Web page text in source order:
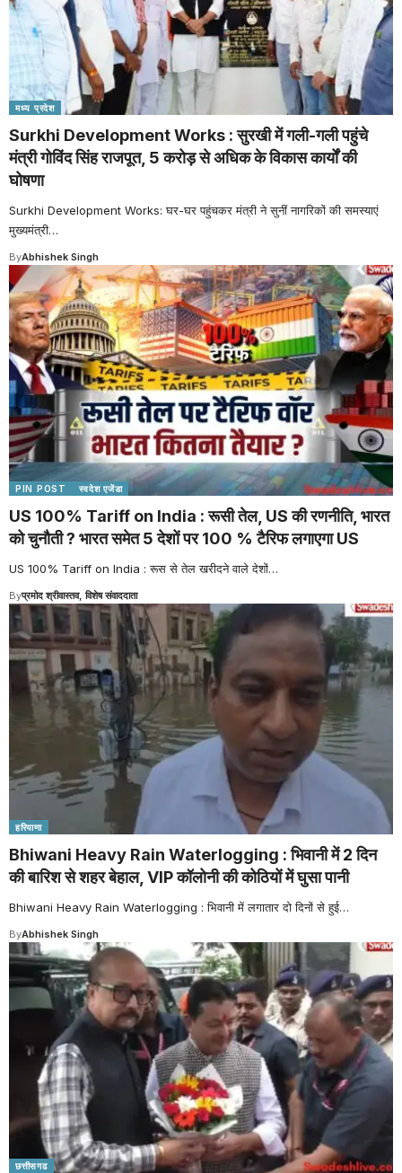
मध्य प्रदेश
Surkhi Development Works : सुरखी में गली-गली पहुंचे
मंत्री गोविंद सिंह राजपूत, 5 करोड़ से अधिक के विकास कार्यों की
घोषणा
Surkhi Development Works: घर-घर पहुंचकर मंत्री ने सुनीं नागरिकों की समस्याएं
मुख्यमंत्री…
ByAbhishek Singh
PIN POST स्वदेश एजेंडा
US 100% Tariff on India : रूसी तेल, US की रणनीति, भारत
को चुनौती ? भारत समेत 5 देशों पर 100 % टैरिफ लगाएगा US
US 100% Tariff on India : रूस से तेल खरीदने वाले देशों…
Byप्रमोद श्रीवास्तव, विशेष संवाददाता
हरियाणा
Bhiwani Heavy Rain Waterlogging : भिवानी में 2 दिन
की बारिश से शहर बेहाल, VIP कॉलोनी की कोठियों में घुसा पानी
Bhiwani Heavy Rain Waterlogging : भिवानी में लगातार दो दिनों से हुई…
ByAbhishek Singh
छत्तीसगढ